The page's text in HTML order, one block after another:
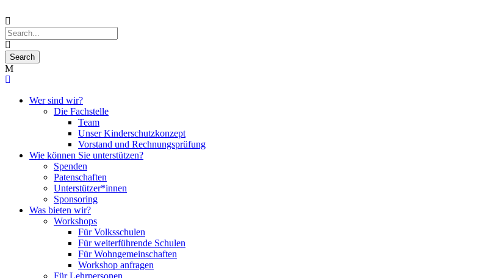
Wer sind wir?
Die Fachstelle
Team
Unser Kinderschutzkonzept
Vorstand und Rechnungsprüfung
Wie können Sie unterstützen?
Spenden
Patenschaften
Unterstützer*innen
Sponsoring
Was bieten wir?
Workshops
Für Volksschulen
Für weiterführende Schulen
Für Wohngemeinschaften
Workshop anfragen
Für Lehrpersonen